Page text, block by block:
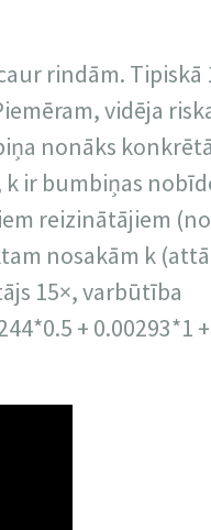
rindām. Tipiskā
vidēja
nonāks
ir bumbiņas
reizinātājiem
nosakām k
15×, varbūtība
+ 0.00293*1